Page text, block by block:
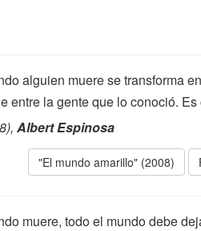
alguien muere se transforma
entre la gente que lo conoció.
Albert Espinosa
"El mundo amarillo" (2008)
muere, todo el mundo debe